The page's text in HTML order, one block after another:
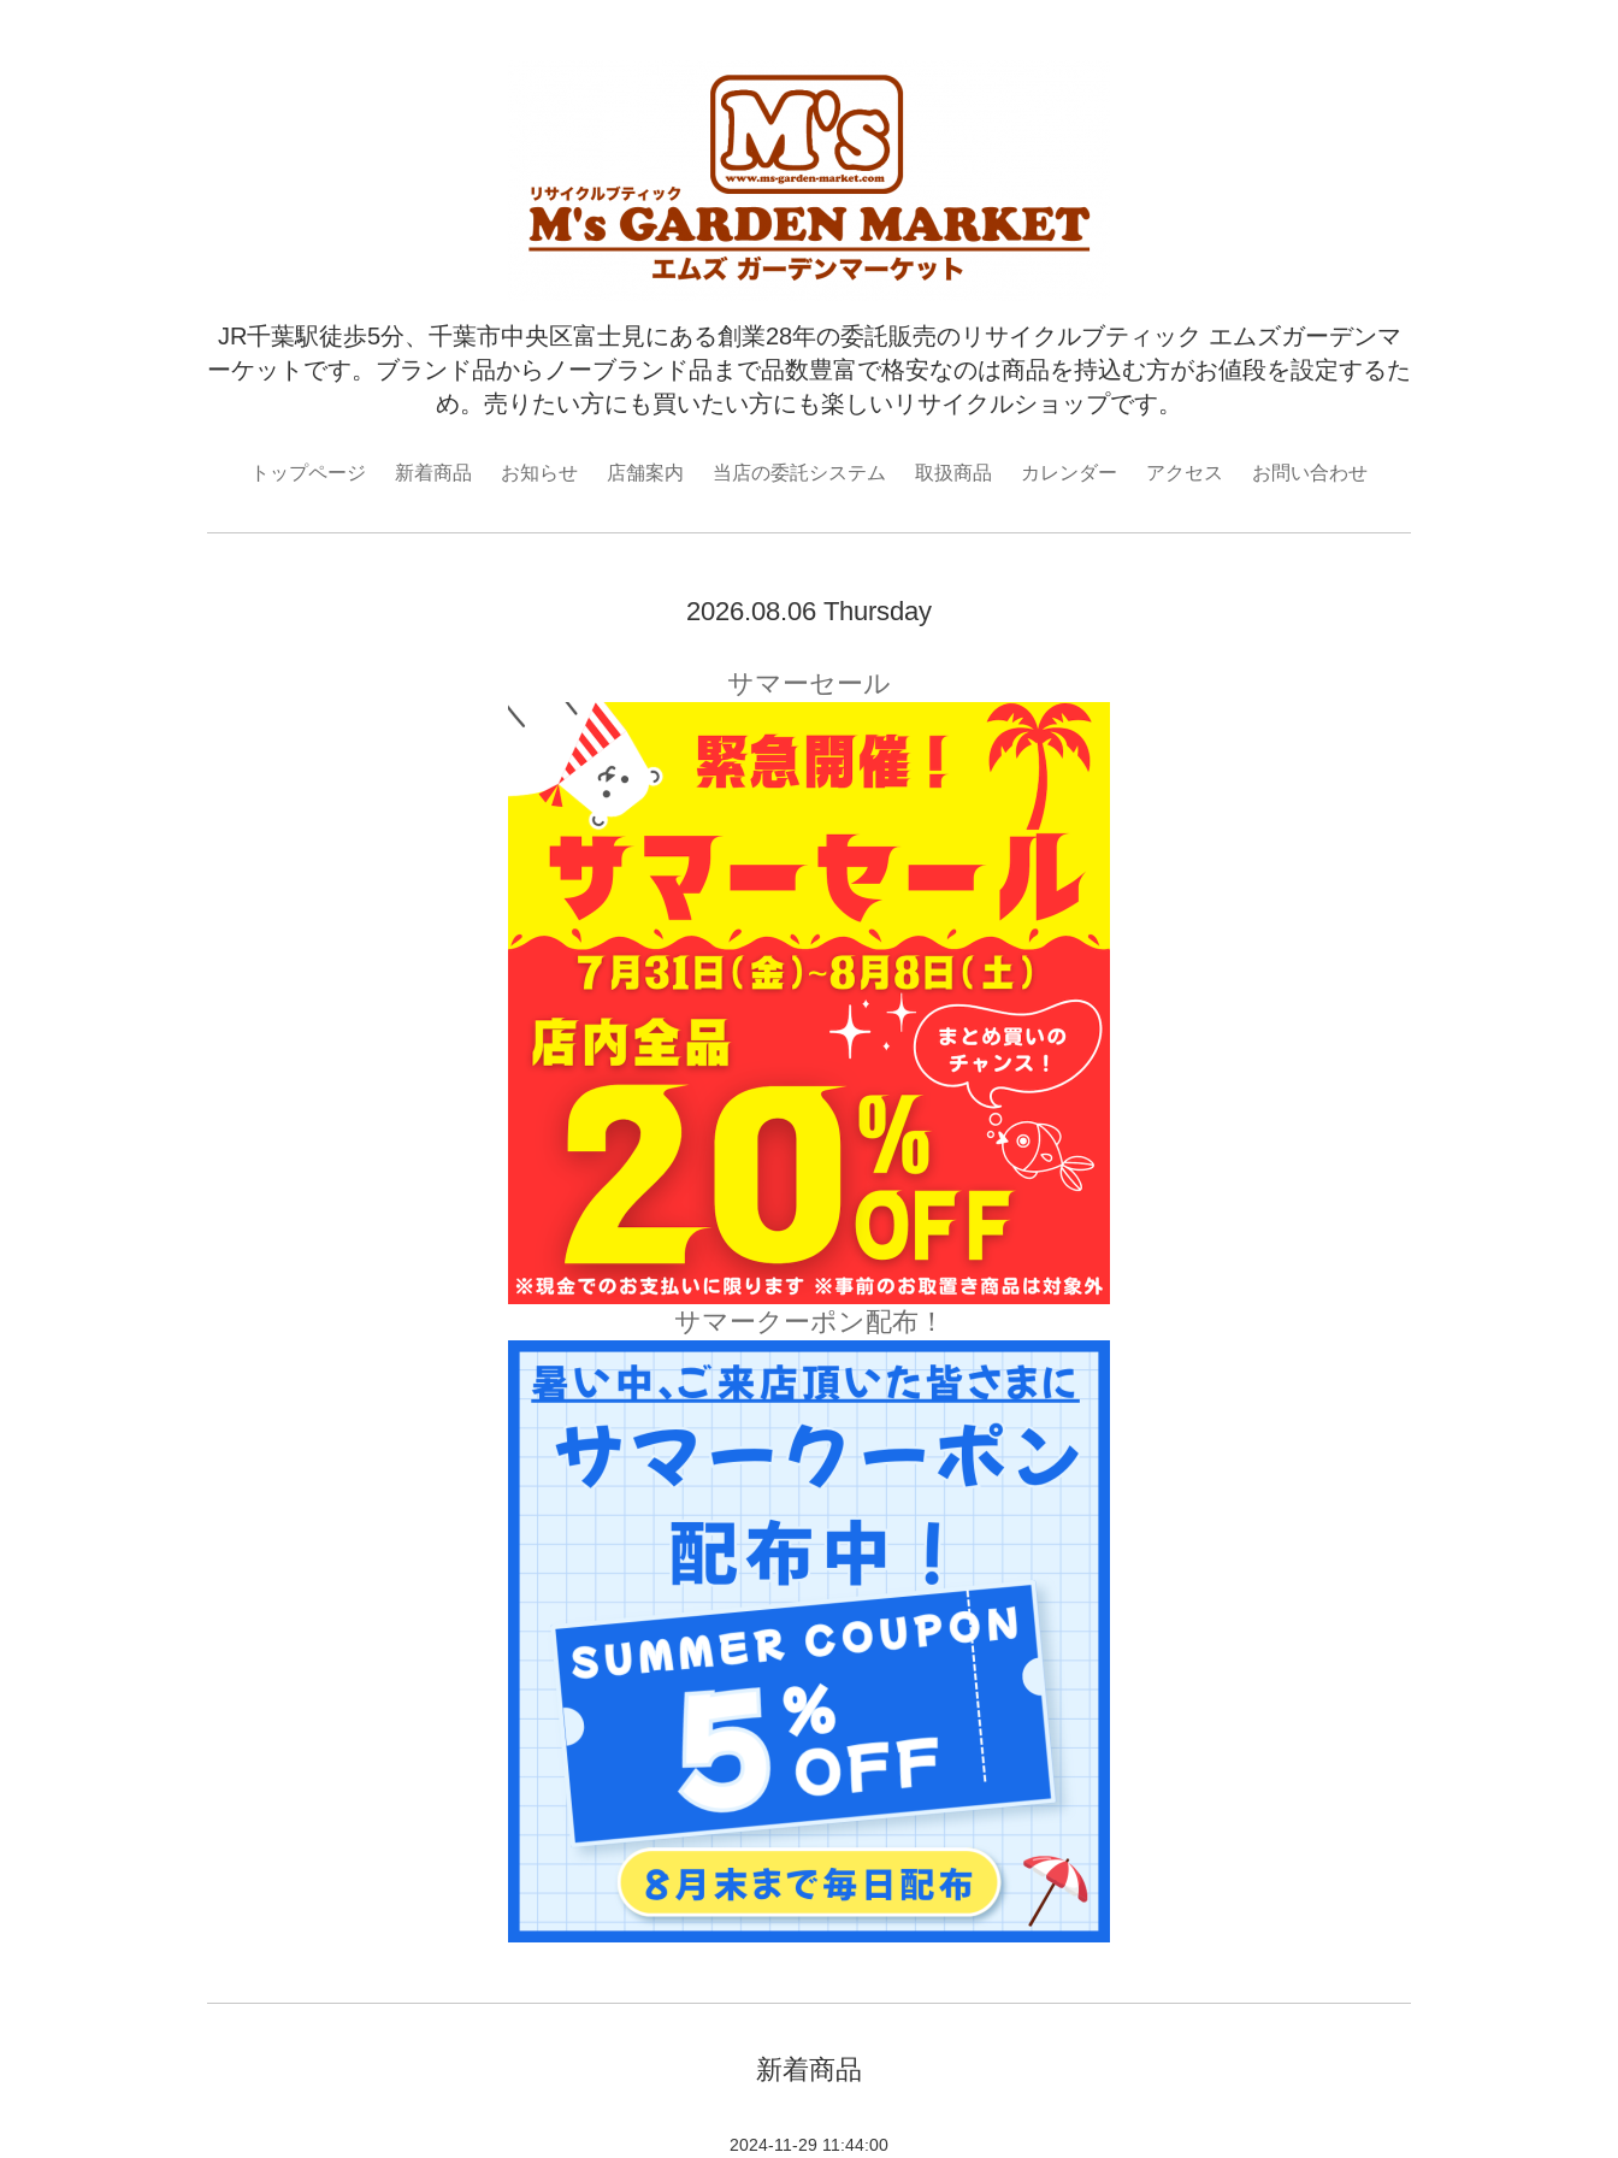
JR千葉駅徒歩5分、千葉市中央区富士見にある創業28年の委託販売のリサイクルブティック エムズガーデンマ
ーケットです。ブランド品からノーブランド品まで品数豊富で格安なのは商品を持込む方がお値段を設定するた
め。売りたい方にも買いたい方にも楽しいリサイクルショップです。
トップページ 新着商品 お知らせ 店舗案内 当店の委託システム 取扱商品 カレンダー アクセス お問い合わせ
2026.08.06 Thursday
サマーセール
サマークーポン配布！
新着商品
2024-11-29 11:44:00